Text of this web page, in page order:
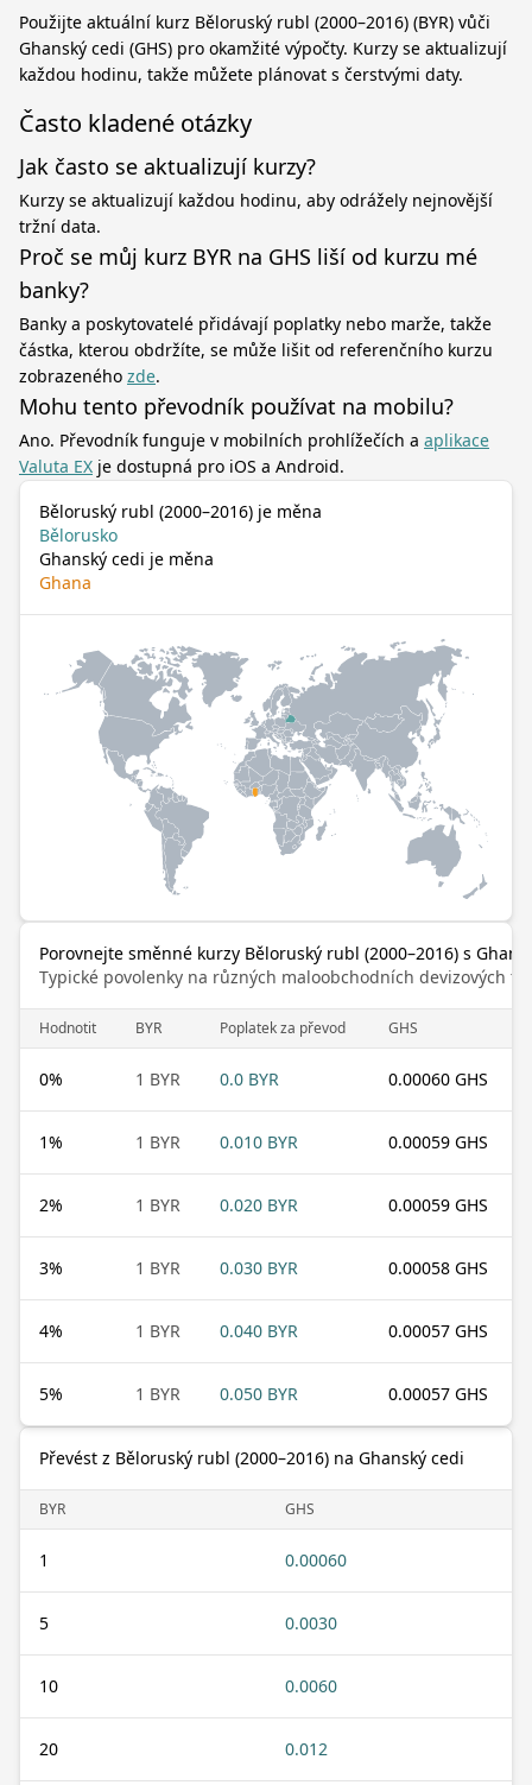
Použijte aktuální kurz Běloruský rubl (2000–2016) (BYR) vůči
Ghanský cedi (GHS) pro okamžité výpočty. Kurzy se aktualizují
každou hodinu, takže můžete plánovat s čerstvými daty.
Často kladené otázky
Jak často se aktualizují kurzy?
Kurzy se aktualizují každou hodinu, aby odrážely nejnovější
tržní data.
Proč se můj kurz BYR na GHS liší od kurzu mé
banky?
Banky a poskytovatelé přidávají poplatky nebo marže, takže
částka, kterou obdržíte, se může lišit od referenčního kurzu
zobrazeného zde.
Mohu tento převodník používat na mobilu?
Ano. Převodník funguje v mobilních prohlížečích a aplikace
Valuta EX je dostupná pro iOS a Android.
Běloruský rubl (2000–2016) je měna
Bělorusko
Ghanský cedi je měna
Ghana
Porovnejte směnné kurzy Běloruský rubl (2000–2016) s
Typické povolenky na různých maloobchodních devizových
Hodnotit BYR Poplatek za převod GHS
0% 1 BYR 0.0 BYR 0.00060 GHS
1% 1 BYR 0.010 BYR 0.00059 GHS
2% 1 BYR 0.020 BYR 0.00059 GHS
3% 1 BYR 0.030 BYR 0.00058 GHS
4% 1 BYR 0.040 BYR 0.00057 GHS
5% 1 BYR 0.050 BYR 0.00057 GHS
Převést z Běloruský rubl (2000–2016) na Ghanský cedi
BYR GHS
1 0.00060
5 0.0030
10 0.0060
20 0.012